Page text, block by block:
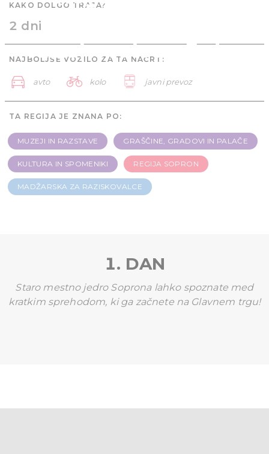
raziskovalce - 2 dni
KAKO DOLGO TRAJA?
2 dni
NAJBOLJŠE VOZILO ZA TA NAČRT:
avto kolo javni prevoz
TA REGIJA JE ZNANA PO:
MUZEJI IN RAZSTAVE GRAŠČINE, GRADOVI IN PALAČE
KULTURA IN SPOMENIKI REGIJA SOPRON
MADŽARSKA ZA RAZISKOVALCE
1. DAN
Staro mestno jedro Soprona lahko spoznate med
kratkim sprehodom, ki ga začnete na Glavnem trgu!